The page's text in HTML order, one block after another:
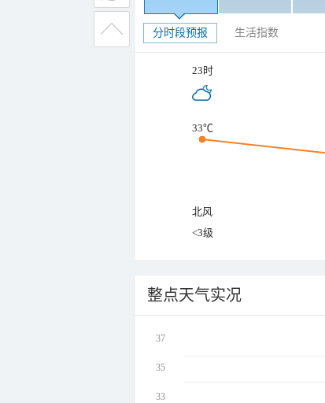
分时段预报 生活指数
23时
33℃
北风
<3级
整点天气实况
37
35
33